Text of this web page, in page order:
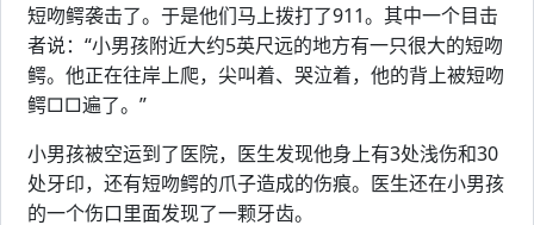
短吻鳄袭击了。于是他们马上拨打了911。其中一个目击
者说：“小男孩附近大约5英尺远的地方有一只很大的短吻
鳄。他正在往岸上爬，尖叫着、哭泣着，他的背上被短吻
鳄□□遍了。”
小男孩被空运到了医院，医生发现他身上有3处浅伤和30
处牙印，还有短吻鳄的爪子造成的伤痕。医生还在小男孩
的一个伤口里面发现了一颗牙齿。